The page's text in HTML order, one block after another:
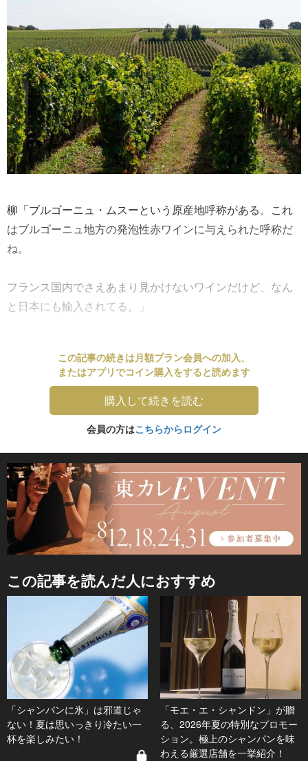
柳「ブルゴーニュ・ムスーという原産地呼称がある。これ
はブルゴーニュ地方の発泡性赤ワインに与えられた呼称だ
ね。
フランス国内でさえあまり見かけないワインだけど、なん
と日本にも輸入されてる。」
この記事の続きは月額プラン会員への加入、
またはアプリでコイン購入をすると読めます
購入して続きを読む
会員の方はこちらからログイン
この記事を読んだ人におすすめ
「シャンパンに氷」は邪道じゃ
ない！夏は思いっきり冷たい一
杯を楽しみたい！
「モエ・エ・シャンドン」が贈
る、2026年夏の特別なプロモー
ション。極上のシャンパンを味
わえる厳選店舗を一挙紹介！